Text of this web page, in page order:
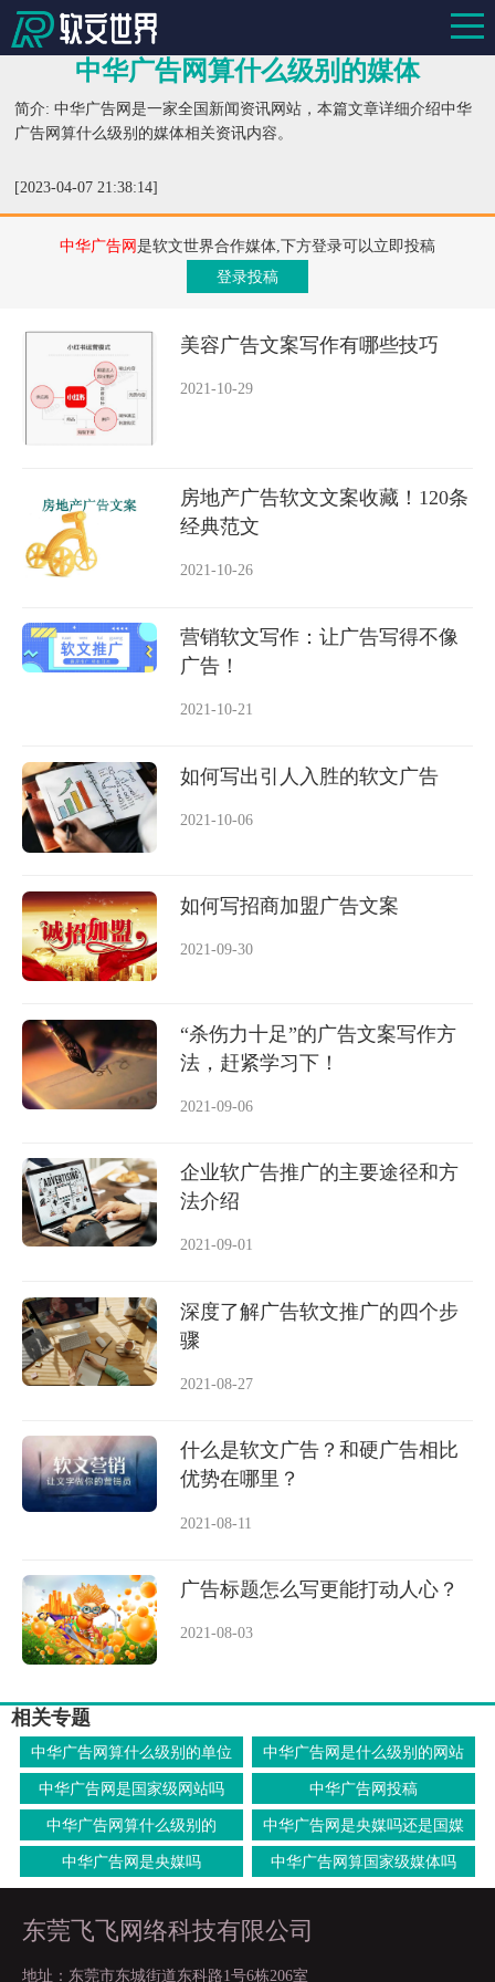
中华广告网算什么级别的媒体
简介: 中华广告网是一家全国新闻资讯网站，本篇文章详细介绍中华
广告网算什么级别的媒体相关资讯内容。
[2023-04-07 21:38:14]
中华广告网是软文世界合作媒体,下方登录可以立即投稿
登录投稿
美容广告文案写作有哪些技巧
2021-10-29
房地产广告软文文案收藏！120条
经典范文
2021-10-26
营销软文写作：让广告写得不像
广告！
2021-10-21
如何写出引人入胜的软文广告
2021-10-06
如何写招商加盟广告文案
2021-09-30
“杀伤力十足”的广告文案写作方
法，赶紧学习下！
2021-09-06
企业软广告推广的主要途径和方
法介绍
2021-09-01
深度了解广告软文推广的四个步
骤
2021-08-27
什么是软文广告？和硬广告相比
优势在哪里？
2021-08-11
广告标题怎么写更能打动人心？
2021-08-03
相关专题
中华广告网算什么级别的单位 中华广告网是什么级别的网站
中华广告网是国家级网站吗 中华广告网投稿
中华广告网算什么级别的 中华广告网是央媒吗还是国媒
中华广告网是央媒吗 中华广告网算国家级媒体吗
东莞飞飞网络科技有限公司
地址：东莞市东城街道东科路1号6栋206室